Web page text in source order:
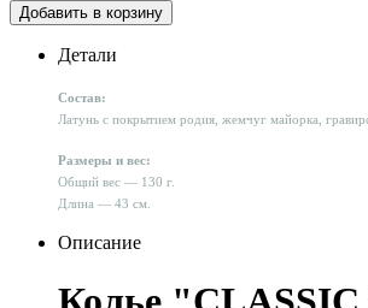
Добавить в корзину
Детали
Состав:
Латунь с покрытием родия, жемчуг майорка,
Размеры и вес:
Общий вес — 130 г.
Длина — 43 см.
Описание